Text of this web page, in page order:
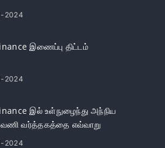
2024
இணைப்பு திட்டம்
2024
இல் உள்நுழைந்து அந்நிய
வர்த்தகத்தை எவ்வாறு
2024